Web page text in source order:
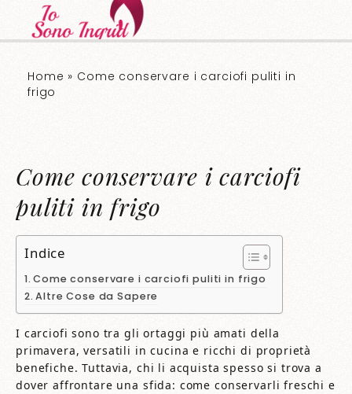
Home » Come conservare i carciofi puliti in
frigo​​
Come conservare i carciofi
puliti in frigo​​
Indice
Come conservare i carciofi puliti in frigo​​
Altre Cose da Sapere
I carciofi sono tra gli ortaggi più amati della
primavera, versatili in cucina e ricchi di proprietà
benefiche. Tuttavia, chi li acquista spesso si trova a
dover affrontare una sfida: come conservarli freschi e